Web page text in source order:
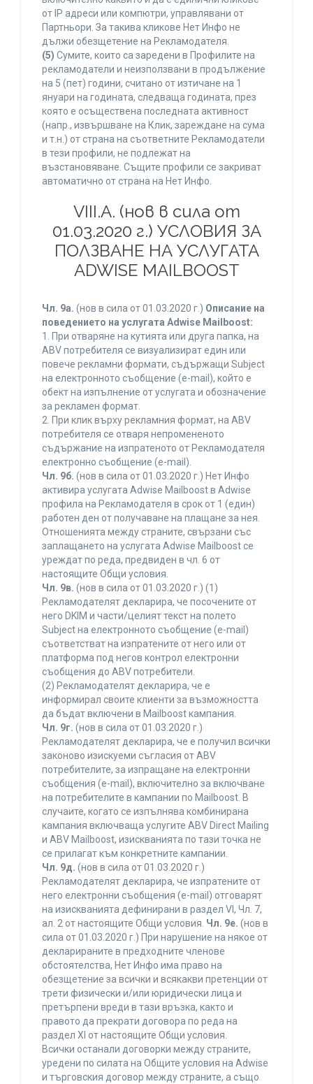
от IP адреси или компютри, управлявани от
Партньори. За такива кликове Нет Инфо не
дължи обезщетение на Рекламодателя.
(5) Сумите, които са заредени в Профилите на
рекламодатели и неизползвани в продължение
на 5 (пет) години, считано от изтичане на 1
януари на годината, следваща годината, през
която е осъществена последната активност
(напр., извършване на Клик, зареждане на сума
и т.н.) от страна на съответните Рекламодатели
в тези профили, не подлежат на
възстановяване. Същите профили се закриват
автоматично от страна на Нет Инфо.
VIII.A. (нов в сила от
01.03.2020 г.) УСЛОВИЯ ЗА
ПОЛЗВАНЕ НА УСЛУГАТА
ADWISE MAILBOOST
Чл. 9а. (нов в сила от 01.03.2020 г.) Описание на
поведението на услугата Adwise Mailboost:
1. При отваряне на кутията или друга папка, на
ABV потребителя се визуализират един или
повече рекламни формати, съдържащи Subject
на електронното съобщение (e-mail), който е
обект на изпълнение от услугата и обозначение
за рекламен формат.
2. При клик върху рекламния формат, на ABV
потребителя се отваря непромененото
съдържание на изпратеното от Рекламодателя
електронно съобщение (e-mail).
Чл. 9б. (нов в сила от 01.03.2020 г.) Нет Инфо
активира услугата Adwise Mailboost в Adwise
профила на Рекламодателя в срок от 1 (един)
работен ден от получаване на плащане за нея.
Отношенията между страните, свързани със
заплащането на услугата Adwise Mailboost се
уреждат по реда, предвиден в чл. 6 от
настоящите Общи условия.
Чл. 9в. (нов в сила от 01.03.2020 г.) (1)
Рекламодателят декларира, че посочените от
него DKIM и части/целият текст на полето
Subject на електронното съобщение (e-mail)
съответстват на изпратените от него или от
платформа под негов контрол електронни
съобщения до ABV потребители.
(2) Рекламодателят декларира, че е
информирал своите клиенти за възможността
да бъдат включени в Mailboost кампания.
Чл. 9г. (нов в сила от 01.03.2020 г.)
Рекламодателят декларира, че е получил всички
законово изискуеми съгласия от ABV
потребителите, за изпращане на електронни
съобщения (e-mail), включително за включване
на потребителите в кампании по Mailboost. В
случаите, когато се изпълнява комбинирана
кампания включваща услугите ABV Direct Mailing
и ABV Mailboost, изискванията по тази точка не
се прилагат към конкретните кампании.
Чл. 9д. (нов в сила от 01.03.2020 г.)
Рекламодателят декларира, че изпратените от
него електронни съобщения (e-mail) отговарят
на изискванията дефинирани в раздел VI, Чл. 7,
ал. 2 от настоящите Общи условия. Чл. 9е. (нов в
сила от 01.03.2020 г.) При нарушение на някое от
декларираните в предходните членове
обстоятелства, Нет Инфо има право на
обезщетение за всички и всякакви претенции от
трети физически и/или юридически лица и
претърпени вреди в тази връзка, както и
правото да прекрати договора по реда на
раздел XI от настоящите Общи условия.
Всички останали договорки между страните,
уредени по силата на Общите условия на Adwise
и търговския договор между страните, а също